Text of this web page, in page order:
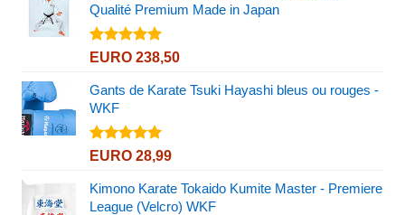
Qualité Premium Made in Japan
Note5.00
EURO238,50
Gants de Karate Tsuki Hayashi bleus ou rouges -
WKF
Note5.00
EURO28,99
Kimono Karate Tokaido Kumite Master - Premiere
League (Velcro) WKF